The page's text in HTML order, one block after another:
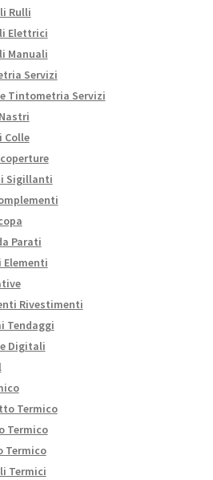
Rulli
Elettrici
Manuali
Servizi
Tintometria Servizi
Colle
Sigillanti
Parati
Elementi
Rivestimenti
Tendaggi
Digitali
Termico
Termico
Termico
Termici